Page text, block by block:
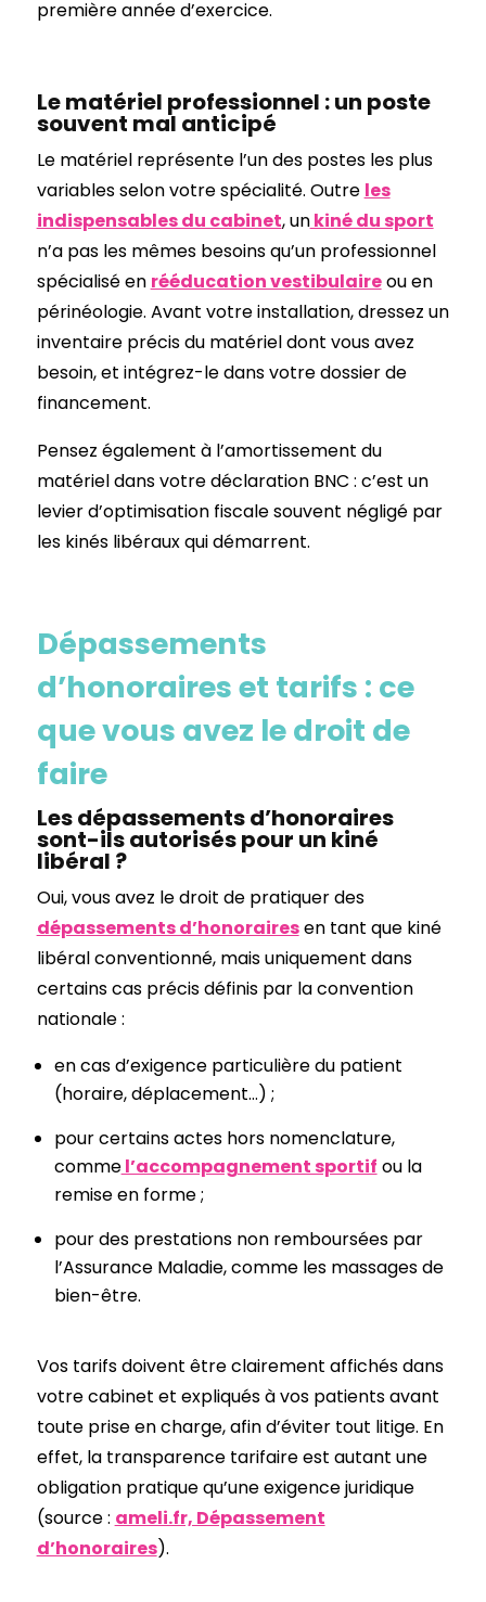
première année d’exercice.
Le matériel professionnel : un poste
souvent mal anticipé
Le matériel représente l’un des postes les plus
variables selon votre spécialité. Outre les
indispensables du cabinet, unkiné du sport
n’a pas les mêmes besoins qu’un professionnel
spécialisé en rééducation vestibulaireou en
périnéologie. Avant votre installation, dressez un
inventaire précis du matériel dont vous avez
besoin, et intégrez-le dans votre dossier de
financement.
Pensez également à l’amortissement du
matériel dans votre déclaration BNC : c’est un
levier d’optimisation fiscale souvent négligé par
les kinés libéraux qui démarrent.
Dépassements
d’honoraires et tarifs : ce
que vous avez le droit de
faire
Les dépassements d’honoraires
sont-ils autorisés pour un kiné
libéral ?
Oui, vous avez le droit de pratiquer des
dépassements d’honorairesen tant que kiné
libéral conventionné, mais uniquement dans
certains cas précis définis par la convention
nationale :
en cas d’exigence particulière du patient
(horaire, déplacement…) ;
pour certains actes hors nomenclature,
commel’accompagnement sportif ou la
remise en forme ;
pour des prestations non remboursées par
l’Assurance Maladie, comme les massages de
bien-être.
Vos tarifs doivent être clairement affichés dans
votre cabinet et expliqués à vos patients avant
toute prise en charge, afin d’éviter tout litige. En
effet, la transparence tarifaire est autant une
obligation pratique qu’une exigence juridique
(source : ameli.fr, Dépassement
d’honoraires).